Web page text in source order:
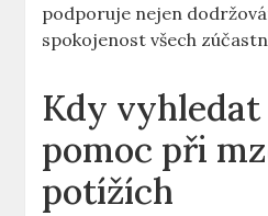
podporuje nejen
spokojenost všech
Kdy
pomoc při
potížích